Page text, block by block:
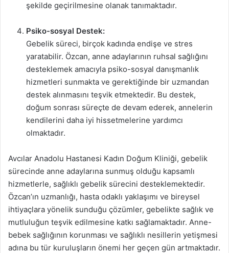
şekilde geçirilmesine olanak tanımaktadır.
Psiko-sosyal Destek:
Gebelik süreci, birçok kadında endişe ve stres
yaratabilir. Özcan, anne adaylarının ruhsal sağlığını
desteklemek amacıyla psiko-sosyal danışmanlık
hizmetleri sunmakta ve gerektiğinde bir uzmandan
destek alınmasını teşvik etmektedir. Bu destek,
doğum sonrası süreçte de devam ederek, annelerin
kendilerini daha iyi hissetmelerine yardımcı
olmaktadır.
Avcılar Anadolu Hastanesi Kadın Doğum Kliniği, gebelik
sürecinde anne adaylarına sunmuş olduğu kapsamlı
hizmetlerle, sağlıklı gebelik sürecini desteklemektedir.
Özcan’ın uzmanlığı, hasta odaklı yaklaşımı ve bireysel
ihtiyaçlara yönelik sunduğu çözümler, gebelikte sağlık ve
mutluluğun teşvik edilmesine katkı sağlamaktadır. Anne-
bebek sağlığının korunması ve sağlıklı nesillerin yetişmesi
adına bu tür kuruluşların önemi her geçen gün artmaktadır.